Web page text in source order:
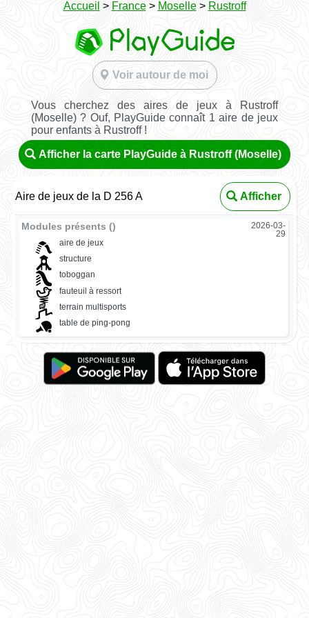
Accueil > France> Moselle> Rustroff
Voir autour de moi
Vous cherchez des aires de jeux à Rustroff
(Moselle) ? Ouf, PlayGuide connaît 1 aire de jeux
pour enfants à Rustroff !
Afficher la carte PlayGuide à Rustroff (Moselle)
Aire de jeux de la D 256 A Afficher
Modules présents ()
2026-03-
29
aire de jeux
structure
toboggan
fauteuil à ressort
terrain multisports
table de ping-pong